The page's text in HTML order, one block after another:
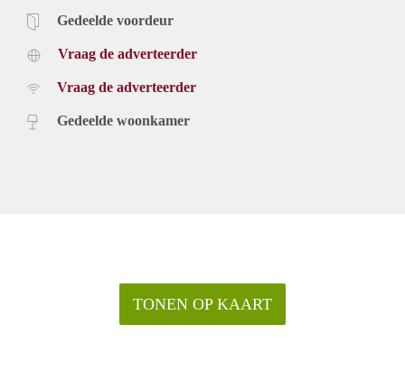
Gedeelde voordeur
Vraag de adverteerder
Vraag de adverteerder
Gedeelde woonkamer
TONEN OP KAART